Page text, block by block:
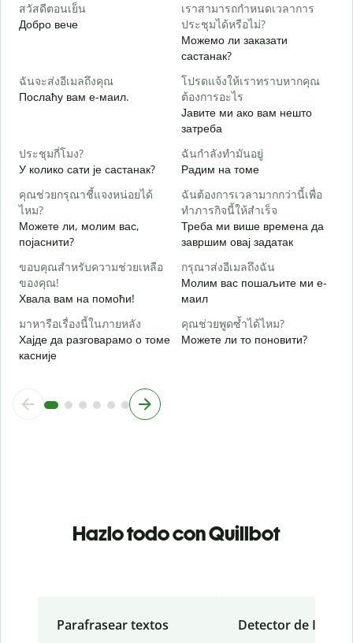
สวัสดีตอนเย็น
Добро вече
เราสามารถกำหนดเวลาการ
ประชุมได้หรือไม่?
Можемо ли заказати
састанак?
ฉันจะส่งอีเมลถึงคุณ
Послаћу вам е-маил.
โปรดแจ้งให้เราทราบหากคุณ
ต้องการอะไร
Јавите ми ако вам нешто
затреба
ประชุมกี่โมง?
У колико сати је састанак?
ฉันกำลังทำมันอยู่
Радим на томе
คุณช่วยกรุณาชี้แจงหน่อยได้
ไหม?
Можете ли, молим вас,
појаснити?
ฉันต้องการเวลามากกว่านี้เพื่อ
ทำภารกิจนี้ให้สำเร็จ
Треба ми више времена да
завршим овај задатак
ขอบคุณสำหรับความช่วยเหลือ
ของคุณ!
Хвала вам на помоћи!
กรุณาส่งอีเมลถึงฉัน
Молим вас пошаљите ми е-
маил
มาหารือเรื่องนี้ในภายหลัง
Хајде да разговарамо о томе
касније
คุณช่วยพูดซ้ำได้ไหม?
Можете ли то поновити?
Hazlo todo con Quillbot
Parafrasear textos Detector de IA